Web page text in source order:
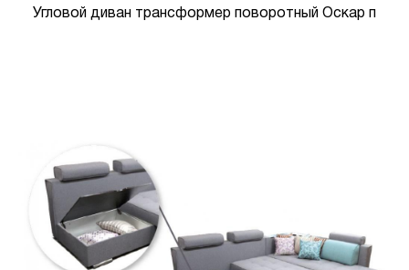
Угловой диван трансформер поворотный Оскар п